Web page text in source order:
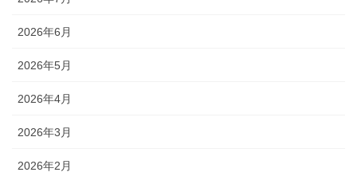
2026年6月
2026年5月
2026年4月
2026年3月
2026年2月